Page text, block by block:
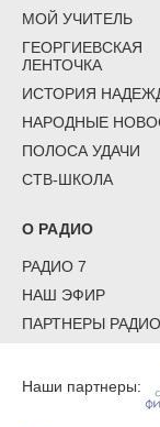
МОЙ УЧИТЕЛЬ
ГЕОРГИЕВСКАЯ
ЛЕНТОЧКА
ИСТОРИЯ
НАРОДНЫЕ
ПОЛОСА УДАЧИ
СТВ-ШКОЛА
О РАДИО
РАДИО 7
НАШ ЭФИР
ПАРТНЕРЫ
Наши партнеры: